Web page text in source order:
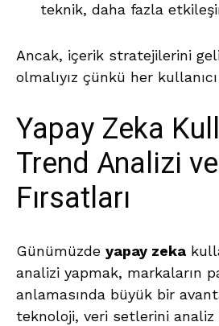
teknik, daha fazla
Ancak, içerik stratejilerini
olmalıyız çünkü her kullanıcı
Yapay Zeka
Trend Analizi
Fırsatları
Günümüzde yapay zeka
analizi yapmak, markaların
anlamasında büyük bir
teknoloji, veri setlerini